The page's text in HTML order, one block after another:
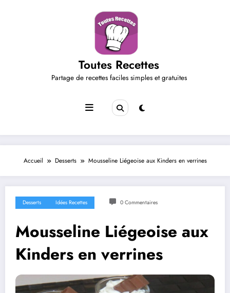
Toutes Recettes
Partage de recettes faciles simples et gratuites
Accueil Desserts Mousseline Liégeoise aux Kinders en verrines
Desserts Idées Recettes 0 Commentaires
Mousseline Liégeoise aux
Kinders en verrines